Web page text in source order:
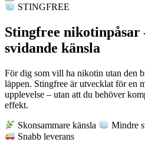
STINGFREE
Stingfree nikotinpåsar
svidande känsla
För dig som vill ha nikotin utan den
läppen. Stingfree är utvecklat för en
upplevelse – utan att du behöver
effekt.
Skonsammare känsla Mindre
Snabb leverans